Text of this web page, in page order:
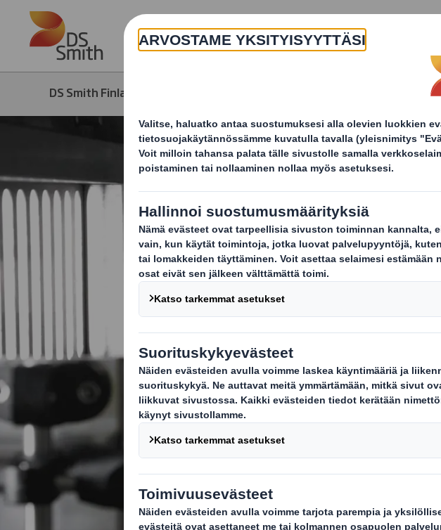
Skip to main content
DS Smith Finland Uutiset ja tiedotteet